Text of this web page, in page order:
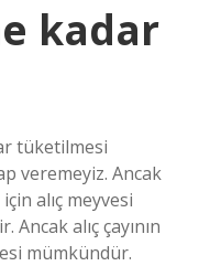
kadar
tüketilmesi
veremeyiz. Ancak
alıç meyvesi
alıç çayının
mümkündür.